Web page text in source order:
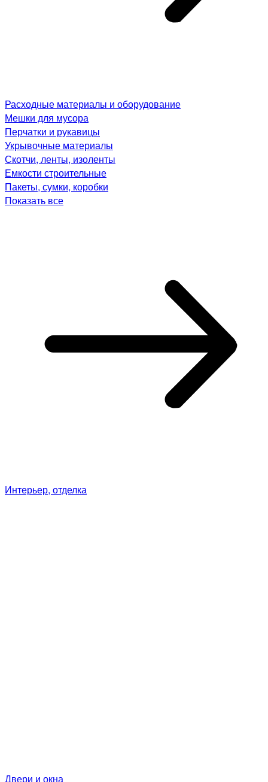
Расходные материалы и оборудование
Мешки для мусора
Перчатки и рукавицы
Укрывочные материалы
Скотчи, ленты, изоленты
Емкости строительные
Пакеты, сумки, коробки
Показать все
Интерьер, отделка
Двери и окна